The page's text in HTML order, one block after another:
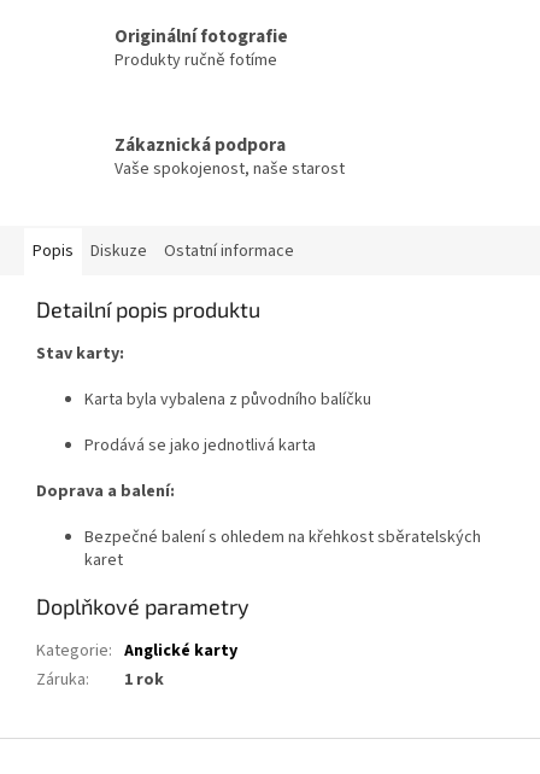
Originální fotografie
Produkty ručně fotíme
Zákaznická podpora
Vaše spokojenost, naše starost
Popis Diskuze Ostatní informace
Detailní popis produktu
Stav karty:
Karta byla vybalena z původního balíčku
Prodává se jako jednotlivá karta
Doprava a balení:
Bezpečné balení s ohledem na křehkost sběratelských
karet
Doplňkové parametry
Kategorie: Anglické karty
Záruka: 1 rok